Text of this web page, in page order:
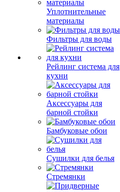
Уплотнительные
материалы
Фильтры для воды
Рейлинг система для
кухни
Аксессуары для
барной стойки
Бамбуковые обои
Сушилки для белья
Стремянки